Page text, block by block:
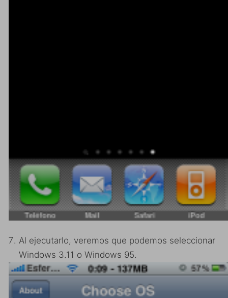
Al ejecutarlo, veremos que podemos seleccionar
Windows 3.11 o Windows 95.